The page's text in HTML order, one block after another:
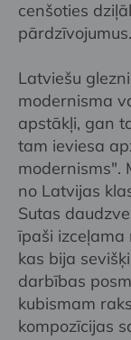
cenšoties
pārdzīvojumus.
Latviešu
modernisma
apstākļi, gan
tam ieviesa
modernisms".
no Latvijas
Sutas
īpaši izceļama
kas bija
darbības
kubismam
kompozīcijas